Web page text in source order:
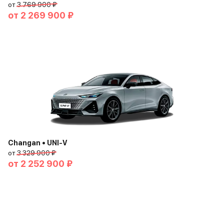
от3 769 900 ₽
от 2 269 900 ₽
Changan • UNI-V
от3 329 900 ₽
от 2 252 900 ₽